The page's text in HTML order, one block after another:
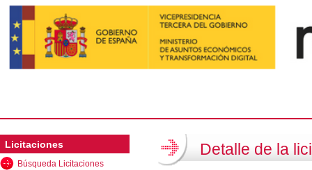
Licitaciones
Búsqueda Licitaciones
Detalle de la